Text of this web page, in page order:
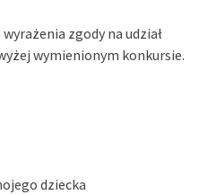
zgody na udział
wymienionym konkursie.
dziecka